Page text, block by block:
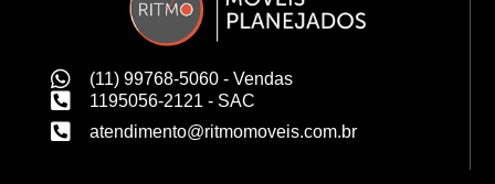
(11) 99768-5060 - Vendas
1195056-2121 - SAC
atendimento@ritmomoveis.com.br